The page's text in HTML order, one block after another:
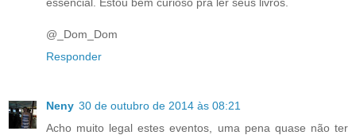
@_Dom_Dom
Responder
Neny 30 de outubro de 2014 às 08:21
Acho muito legal estes eventos, uma pena quase não ter